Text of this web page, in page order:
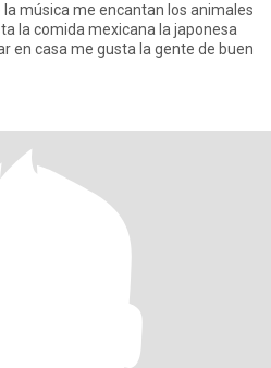
música me encantan los animales
la comida mexicana la japonesa
en casa me gusta la gente de buen